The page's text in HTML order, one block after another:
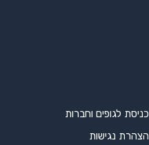
כניסת לגופים וחברות
הצהרת נגישות